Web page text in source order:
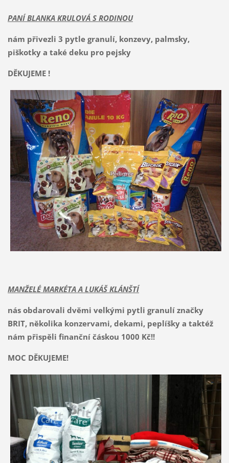
PANÍ BLANKA KRULOVÁ S RODINOU
nám přivezli 3 pytle granulí, konzevy, palmsky,
piškotky a také deku pro pejsky
DĚKUJEME !
MANŽELÉ MARKÉTA A LUKÁŠ KLÁNŠTÍ
nás obdarovali dvěmi velkými pytli granulí značky
BRIT, několika konzervami, dekami, peplíšky a taktéž
nám přispěli finanční čáskou 1000 Kč!!
MOC DĚKUJEME!